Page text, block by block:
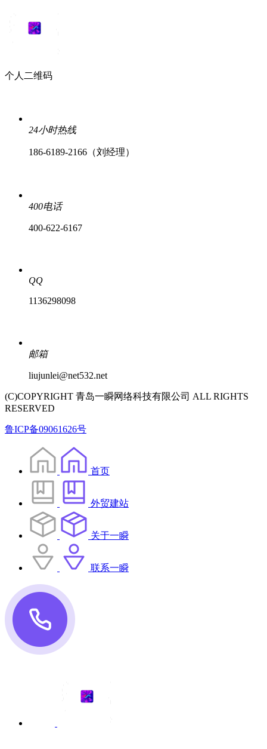
个人二维码
24小时热线
186-6189-2166（刘经理）
400电话
400-622-6167
QQ
1136298098
邮箱
liujunlei@net532.net
(C)COPYRIGHT 青岛一瞬网络科技有限公司 ALL RIGHTS
RESERVED
鲁ICP备09061626号
首页
外贸建站
关于一瞬
联系一瞬